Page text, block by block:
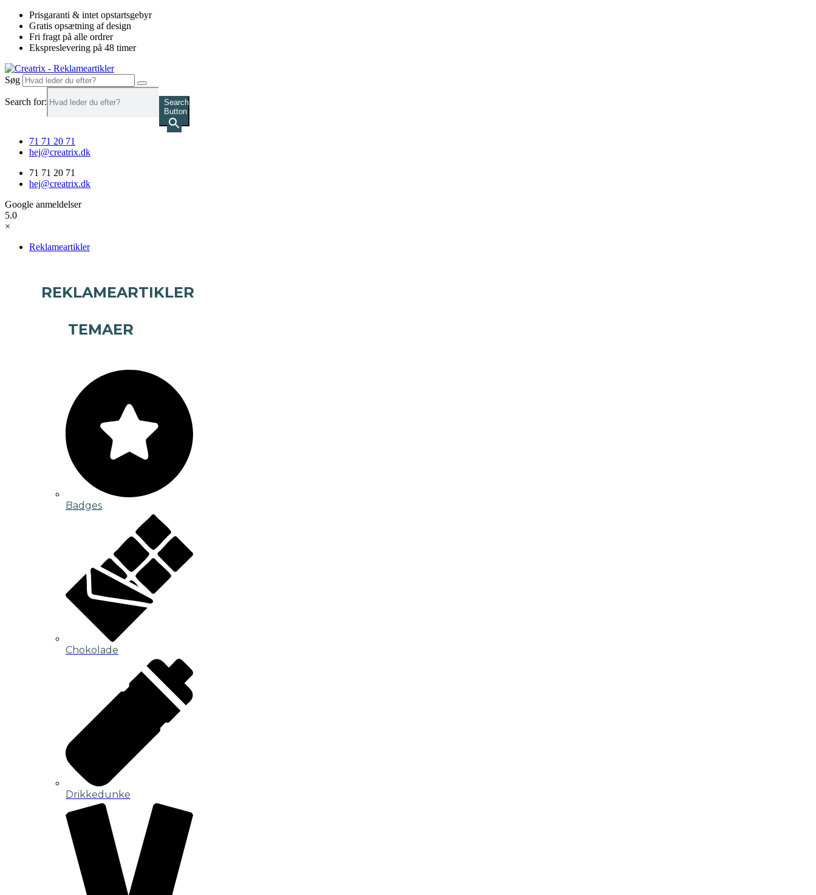
Videre
indhold
Prisgaranti & intet opstartsgebyr
Gratis opsætning af design
Fri fragt på alle ordrer
Ekspreslevering på 48 timer
Søg
Search for:
Search
Button
71 71 20 71
hej@creatrix.dk
71 71 20 71
hej@creatrix.dk
Google anmeldelser
5.0
×
Reklameartikler
REKLAMEARTIKLER
TEMAER
Badges
Chokolade
Drikkedunke